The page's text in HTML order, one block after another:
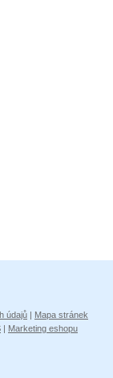
údajů | Mapa stránek
| Marketing eshopu